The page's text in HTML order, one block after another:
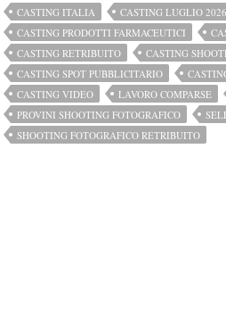
CASTING ITALIA
CASTING LUGLIO 2026
CASTING PRODOTTI FARMACEUTICI
CASTING RETRIBUITO
CASTING
CASTING SPOT PUBBLICITARIO
CASTING VIDEO
LAVORO COMPARSE
PROVINI SHOOTING FOTOGRAFICO
SHOOTING FOTOGRAFICO RETRIBUITO